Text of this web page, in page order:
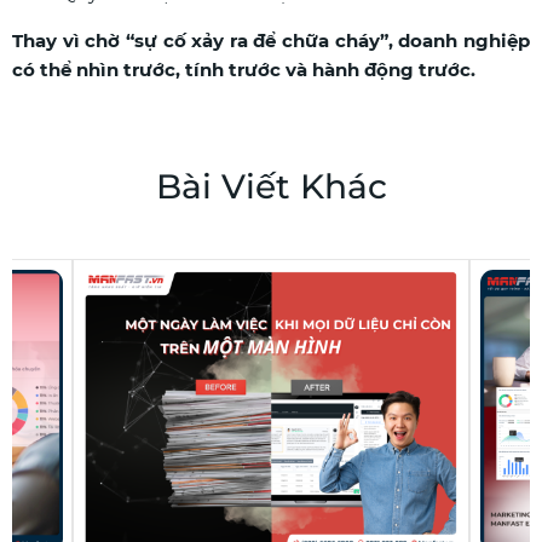
Thay vì chờ “sự cố xảy ra để chữa cháy”, doanh nghiệp
có thể nhìn trước, tính trước và hành động trước.
Bài Viết Khác